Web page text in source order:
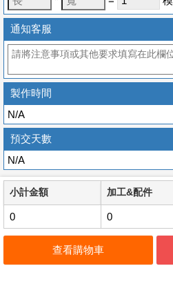
通知客服
製作時間
N/A
預交天數
N/A
小計金額 加工&配件
0 0
查看購物車